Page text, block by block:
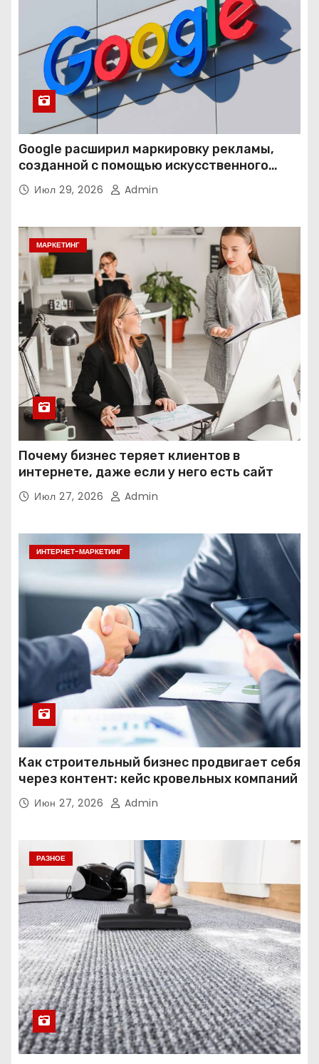
Google расширил маркировку рекламы,
созданной с помощью искусственного
интеллекта
Июл 29, 2026 Admin
МАРКЕТИНГ
Почему бизнес теряет клиентов в
интернете, даже если у него есть сайт
Июл 27, 2026 Admin
ИНТЕРНЕТ-МАРКЕТИНГ
Как строительный бизнес продвигает себя
через контент: кейс кровельных компаний
Июн 27, 2026 Admin
РАЗНОЕ